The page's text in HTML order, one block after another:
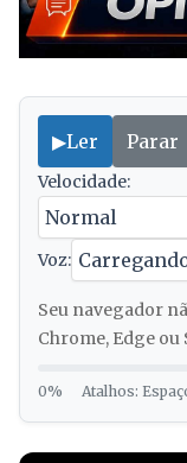
▶Ler Parar
Velocidade:
Voz:
Seu navegador
Chrome, Edge ou
0% Atalhos: